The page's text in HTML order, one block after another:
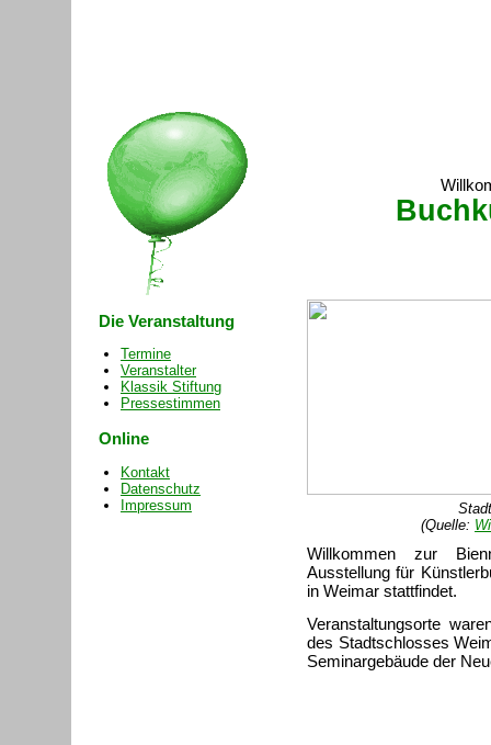
Die Veranstaltung
Termine
Veranstalter
Klassik Stiftung
Pressestimmen
Online
Kontakt
Datenschutz
Impressum
(Quelle:
Willkommen zur
Ausstellung für
in Weimar stattfindet.
Veranstaltungsorte
des Stadtschlosses
Seminar­gebäude der